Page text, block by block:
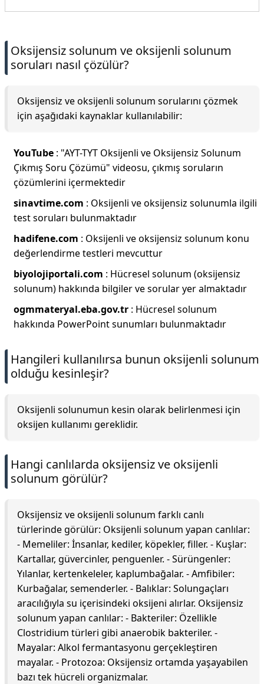
Oksijensiz solunum ve oksijenli solunum
soruları nasıl çözülür?
Oksijensiz ve oksijenli solunum sorularını çözmek
için aşağıdaki kaynaklar kullanılabilir:
YouTube : "AYT-TYT Oksijenli ve Oksijensiz Solunum
Çıkmış Soru Çözümü" videosu, çıkmış soruların
çözümlerini içermektedir
sinavtime.com : Oksijenli ve oksijensiz solunumla ilgili
test soruları bulunmaktadır
hadifene.com : Oksijenli ve oksijensiz solunum konu
değerlendirme testleri mevcuttur
biyolojiportali.com : Hücresel solunum (oksijensiz
solunum) hakkında bilgiler ve sorular yer almaktadır
ogmmateryal.eba.gov.tr : Hücresel solunum
hakkında PowerPoint sunumları bulunmaktadır
Hangileri kullanılırsa bunun oksijenli solunum
olduğu kesinleşir?
Oksijenli solunumun kesin olarak belirlenmesi için
oksijen kullanımı gereklidir.
Hangi canlılarda oksijensiz ve oksijenli
solunum görülür?
Oksijensiz ve oksijenli solunum farklı canlı
türlerinde görülür: Oksijenli solunum yapan canlılar:
- Memeliler: İnsanlar, kediler, köpekler, filler. - Kuşlar:
Kartallar, güvercinler, penguenler. - Sürüngenler:
Yılanlar, kertenkeleler, kaplumbağalar. - Amfibiler:
Kurbağalar, semenderler. - Balıklar: Solungaçları
aracılığıyla su içerisindeki oksijeni alırlar. Oksijensiz
solunum yapan canlılar: - Bakteriler: Özellikle
Clostridium türleri gibi anaerobik bakteriler. -
Mayalar: Alkol fermantasyonu gerçekleştiren
mayalar. - Protozoa: Oksijensiz ortamda yaşayabilen
bazı tek hücreli organizmalar.